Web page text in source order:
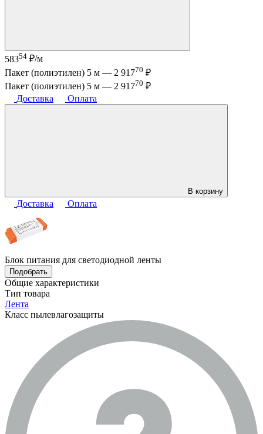
58354 ₽/м
Пакет (полиэтилен) 5 м — 2 91770 ₽
Пакет (полиэтилен) 5 м — 2 91770 ₽
Доставка
Оплата
В корзину
Доставка Оплата
Блок питания для светодиодной ленты
Подобрать
Общие характеристики
Тип товара
Лента
Класс пылевлагозащиты